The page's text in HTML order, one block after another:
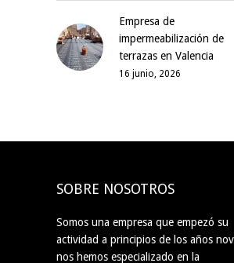
Empresa de
impermeabilización de
terrazas en Valencia
16 junio, 2026
SOBRE NOSOTROS
Somos una empresa que empezó su
actividad a principios de los años
nos hemos especializado en la